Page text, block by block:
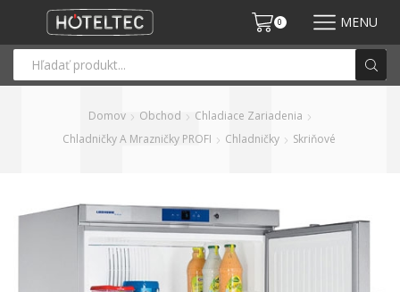
0 MENU
Domov Obchod
Chladiace Zariadenia
Chladničky A Mrazničky PROFI
Chladničky Skriňové